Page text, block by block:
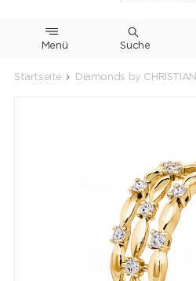
Menü Suche
Startseite Diamonds by CHRISTIAN